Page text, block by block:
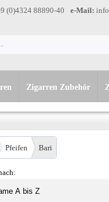
(0)4324 88890-40 e-Mail:
Zigarren Zubehör
Pfeifen Bari